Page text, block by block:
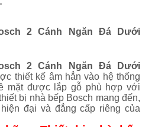
2 Cánh Ngăn Đá Dưới
2 Cánh Ngăn Đá Dưới
thiết kế âm hẳn vào hệ thống
mặt được lắp gỗ phù hợp với
bị nhà bếp Bosch mang đến,
đại và đẳng cấp riêng của